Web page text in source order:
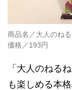
商品名／大人のね
価格／193円
「大人のねる
も楽しめる本